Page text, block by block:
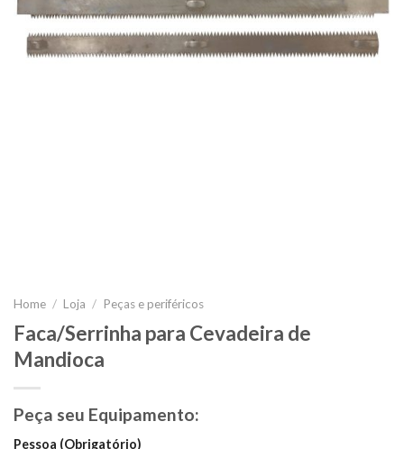
Home / Loja / Peças e periféricos
Faca/Serrinha para Cevadeira de
Mandioca
Peça seu Equipamento:
Pessoa (Obrigatório)